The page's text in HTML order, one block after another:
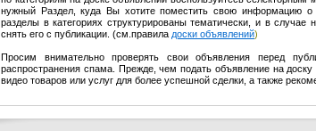
нужный Раздел, куда Вы хотите поместить свою информацию
разделы в категориях структурированы тематически, и в
снять его с публикации. (см.правила доски объявлений)
Просим внимательно проверять свои объявления перед
распространения спама. Прежде, чем подать объявление на
видео товаров или услуг для более успешной сделки, а также